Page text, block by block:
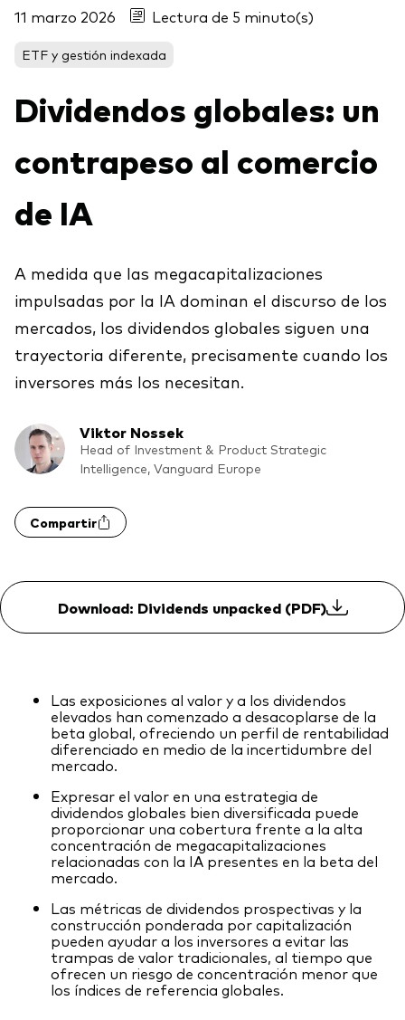
Renta fija activa
Renta variable
Renta fija
Multiactivos
Nuestros productos de inversión
Qué ofrecemos
Renta fija activa
Renta variable
Renta fija
LifeStrategy
Invierte con nosotros
Supervisión de inversiones
Documentación legal
Eventos y webinars
Análisis de la exposición a índices
Perspectiva económica y de los
mercados de Vanguard
Para tus clientes
(ARC)
Gran traspaso patrimonial
Coaching conductual
Client Connect
Acerca de Vanguard
Contáctanos
Generación V
Prevención de fraude
11 marzo 2026 Lectura de 5 minuto(s)
ETF y gestión indexada
Dividendos globales: un
contrapeso al comercio
de IA
A medida que las megacapitalizaciones
impulsadas por la IA dominan el discurso de los
mercados, los dividendos globales siguen una
trayectoria diferente, precisamente cuando los
inversores más los necesitan.
Viktor Nossek
Head of Investment & Product Strategic
Intelligence, Vanguard Europe
Compartir
Download: Dividends unpacked (PDF)
Las exposiciones al valor y a los dividendos
elevados han comenzado a desacoplarse de la
beta global, ofreciendo un perfil de rentabilidad
diferenciado en medio de la incertidumbre del
mercado.
Expresar el valor en una estrategia de
dividendos globales bien diversificada puede
proporcionar una cobertura frente a la alta
concentración de megacapitalizaciones
relacionadas con la IA presentes en la beta del
mercado.
Las métricas de dividendos prospectivas y la
construcción ponderada por capitalización
pueden ayudar a los inversores a evitar las
trampas de valor tradicionales, al tiempo que
ofrecen un riesgo de concentración menor que
los índices de referencia globales.